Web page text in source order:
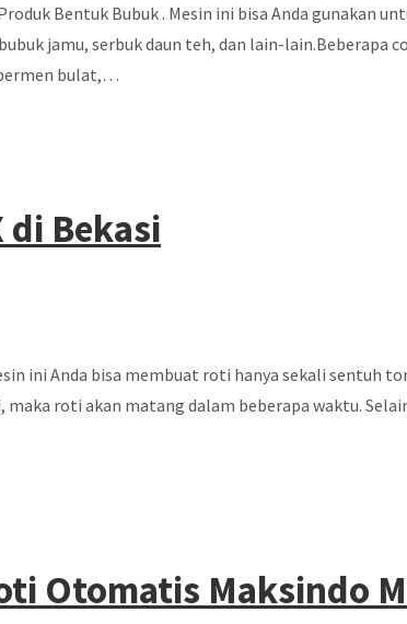
Bentuk Bubuk . Mesin ini bisa Anda gunakan
jamu, serbuk daun teh, dan lain-lain.Beberapa
bulat,…
di Bekasi
ini Anda bisa membuat roti hanya sekali sentuh
roti akan matang dalam beberapa waktu.
Otomatis Maksindo